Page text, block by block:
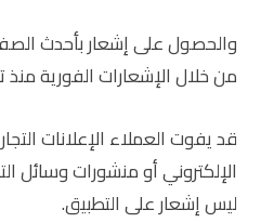
والحصول على إشعار بأحدث
من خلال الإشعارات الفورية
قد يفوت العملاء الإعلانات
الإلكتروني أو منشورات وسائل
ليس إشعار على التطبيق.